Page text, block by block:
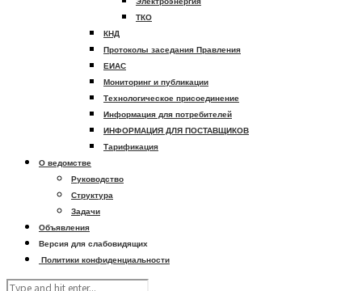
ТКО
КНД
Протоколы заседания Правления
ЕИАС
Мониторинг и публикации
Технологическое присоединение
Информация для потребителей
ИНФОРМАЦИЯ ДЛЯ ПОСТАВЩИКОВ
Тарификация
О ведомстве
Руководство
Структура
Задачи
Объявления
Версия для слабовидящих
Политики конфиденциальности